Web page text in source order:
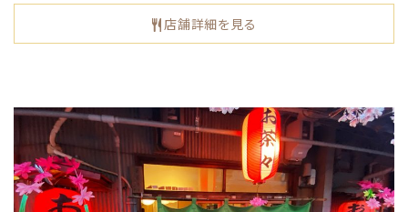
店舗詳細を見る